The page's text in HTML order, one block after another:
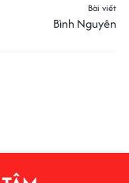
Bài viết
Bình Nguyên